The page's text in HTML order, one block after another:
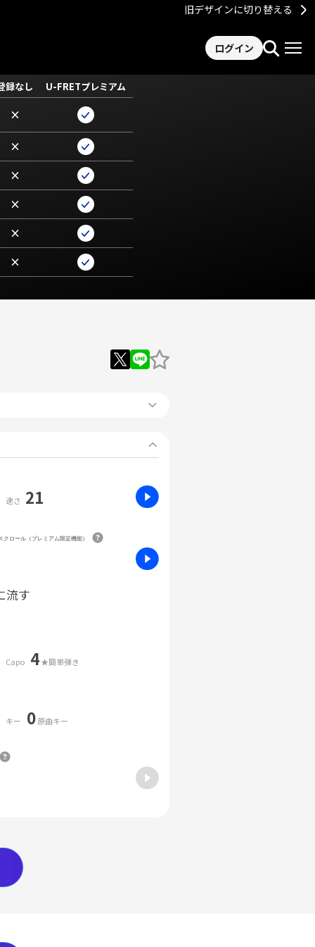
旧デザインに切り替える
ログイン
録なし U-FRETプレミアム
×
×
×
×
×
×
速さ 21
クロール（プレミアム限定機能）
流す
Capo 4★簡単弾き
キー 0原曲キー